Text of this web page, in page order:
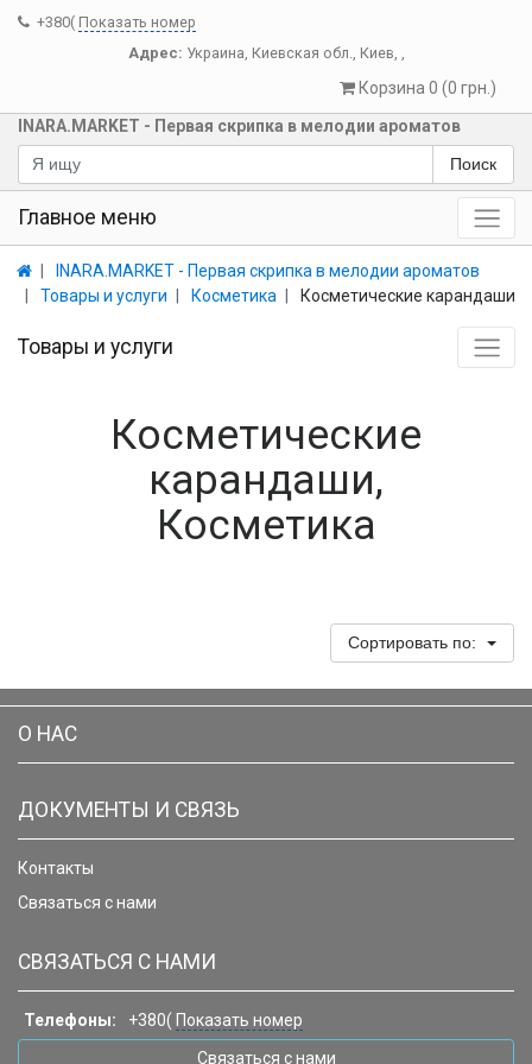
+380( Показать номер
Адрес: Украина, Киевская обл., Киев, ,
Корзина 0 (0 грн.)
INARA.MARKET - Первая скрипка в мелодии ароматов
Поиск
Главное меню
INARA.MARKET - Первая скрипка в мелодии ароматов
Товары и услуги
Косметика Косметические карандаши
Товары и услуги
Косметические
карандаши,
Косметика
Сортировать по:
О НАС
ДОКУМЕНТЫ И СВЯЗЬ
Контакты
Связаться с нами
СВЯЗАТЬСЯ С НАМИ
Телефоны: +380( Показать номер
Связаться с нами